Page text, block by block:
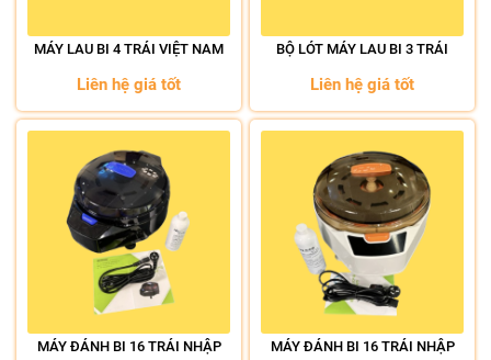
MÁY LAU BI 4 TRÁI VIỆT NAM
Liên hệ giá tốt
BỘ LÓT MÁY LAU BI 3 TRÁI
Liên hệ giá tốt
MÁY ĐÁNH BI 16 TRÁI NHẬP
MÁY ĐÁNH BI 16 TRÁI NHẬP